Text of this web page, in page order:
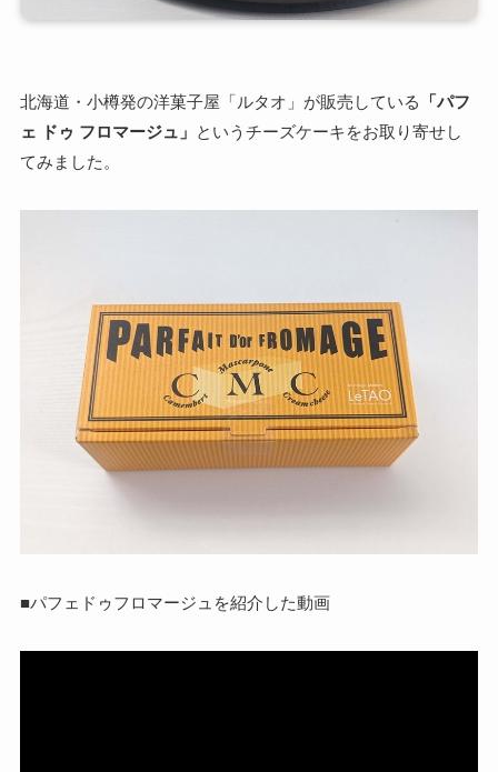
北海道・小樽発の洋菓子屋「ルタオ」が販売している
「パフ
ェ ドゥ フロマージュ」 というチーズケーキをお取り寄せし
てみました。
■パフェドゥフロマージュを紹介した動画